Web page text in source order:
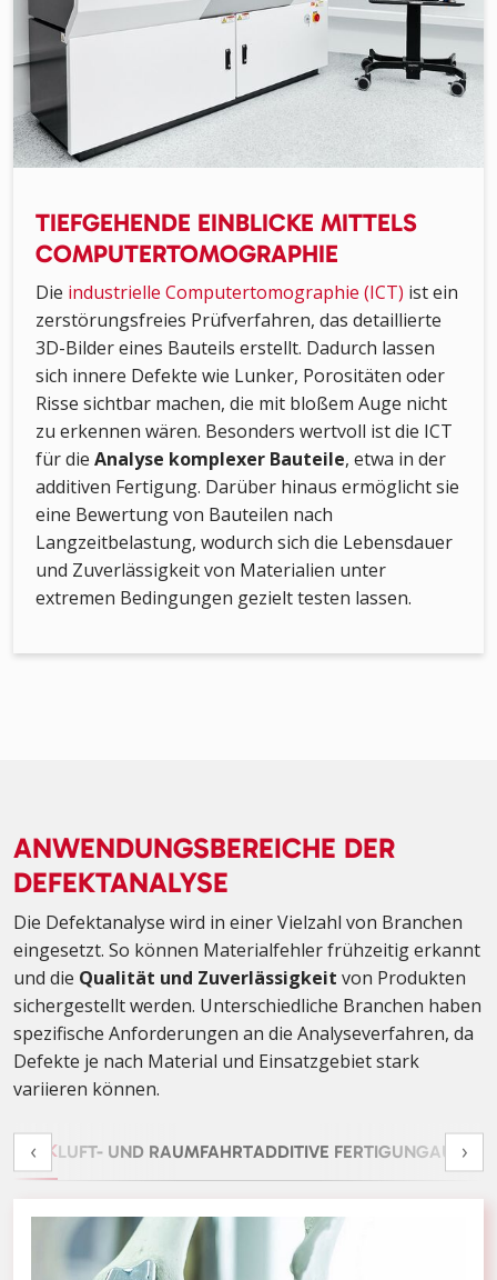
TIEFGEHENDE EINBLICKE MITTELS
COMPUTERTOMOGRAPHIE
Die industrielle Computertomographie (ICT) ist ein
zerstörungsfreies Prüfverfahren, das detaillierte
3D-Bilder eines Bauteils erstellt. Dadurch lassen
sich innere Defekte wie Lunker, Porositäten oder
Risse sichtbar machen, die mit bloßem Auge nicht
zu erkennen wären. Besonders wertvoll ist die ICT
für die Analyse komplexer Bauteile, etwa in der
additiven Fertigung. Darüber hinaus ermöglicht sie
eine Bewertung von Bauteilen nach
Langzeitbelastung, wodurch sich die Lebensdauer
und Zuverlässigkeit von Materialien unter
extremen Bedingungen gezielt testen lassen.
ANWENDUNGSBEREICHE DER
DEFEKTANALYSE
Die Defektanalyse wird in einer Vielzahl von Branchen
eingesetzt. So können Materialfehler frühzeitig erkannt
und die Qualität und Zuverlässigkeit von Produkten
sichergestellt werden. Unterschiedliche Branchen haben
spezifische Anforderungen an die Analyseverfahren, da
Defekte je nach Material und Einsatzgebiet stark
variieren können.
MEDIZINTECHNIKLUFT- UND RAUMFAHRTADDITIVE ›